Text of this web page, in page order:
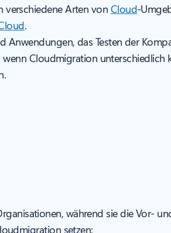
verschiedene Arten von Cloud-
.
Anwendungen, das Testen der
Cloudmigration unterschiedlich
während sie die Vor-
setzen: